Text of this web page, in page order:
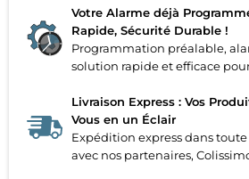
Votre Alarme déjà
Rapide, Sécurité Durable !
Programmation préalable,
solution rapide et efficace
Livraison Express : Vos
Vous en un Éclair
Expédition express dans toute
avec nos partenaires,